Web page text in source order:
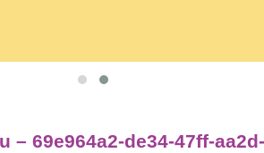
69e964a2-de34-47ff-